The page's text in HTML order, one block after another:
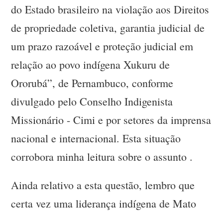
do Estado brasileiro na violação aos Direitos
de propriedade coletiva, garantia judicial de
um prazo razoável e proteção judicial em
relação ao povo indígena Xukuru de
Ororubá”, de Pernambuco, conforme
divulgado pelo Conselho Indigenista
Missionário - Cimi e por setores da imprensa
nacional e internacional. Esta situação
corrobora minha leitura sobre o assunto .
Ainda relativo a esta questão, lembro que
certa vez uma liderança indígena de Mato